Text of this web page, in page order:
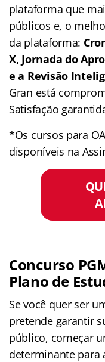
plataforma que
públicos e, o
da plataforma:
X, Jornada do
e a Revisão
Gran está
Satisfação
*Os cursos para
disponíveis na
Concurso
Plano de
Se você quer ser
pretende garantir
público, começar
determinante para